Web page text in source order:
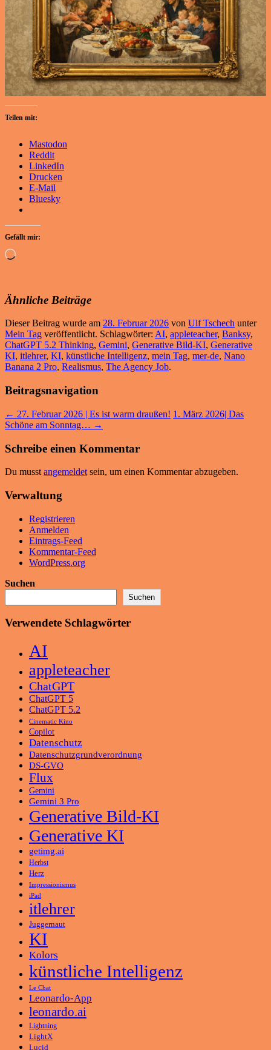
Teilen mit:
Mastodon
Reddit
LinkedIn
Drucken
E-Mail
Bluesky
Gefällt mir:
Wird
Ähnliche Beiträge
Dieser Beitrag wurde am 28. Februar 2026 von Ulf Tschech unter
Mein Tag veröffentlicht. Schlagwörter: AI, appleteacher, Banksy,
ChatGPT 5.2 Thinking, Gemini, Generative Bild-KI, Generative
KI, itlehrer, KI, künstliche Intelligenz, mein Tag, mer-de, Nano
Banana 2 Pro, Realismus, The Agency Job.
Beitragsnavigation
← 27. Februar 2026 | Es ist warm draußen! 1. März 2026| Das
Schöne am Sonntag… →
Schreibe einen Kommentar
Du musst angemeldet sein, um einen Kommentar abzugeben.
Verwaltung
Registrieren
Anmelden
Eintrags-Feed
Kommentar-Feed
WordPress.org
Suchen
Suchen
Verwendete Schlagwörter
AI
appleteacher
ChatGPT
ChatGPT 5
ChatGPT 5.2
Cinematic Kino
Copilot
Datenschutz
Datenschutzgrundverordnung
DS-GVO
Flux
Gemini
Gemini 3 Pro
Generative Bild-KI
Generative KI
getimg.ai
Herbst
Herz
Impressionismus
iPad
itlehrer
Juggernaut
KI
Kolors
künstliche Intelligenz
Le Chat
Leonardo-App
leonardo.ai
Lightning
LightX
Lucid